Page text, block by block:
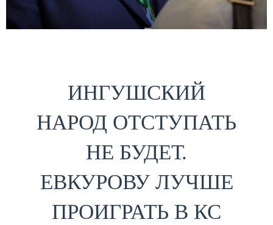
ИНГУШСКИЙ
НАРОД ОТСТУПАТЬ
НЕ БУДЕТ.
ЕВКУРОВУ ЛУЧШЕ
ПРОИГРАТЬ В КС